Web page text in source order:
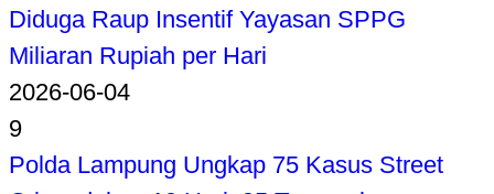
Diduga Raup Insentif Yayasan SPPG
Miliaran Rupiah per Hari
2026-06-04
9
Polda Lampung Ungkap 75 Kasus Street